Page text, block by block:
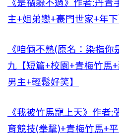
《是禍躲不過》作者:丹
主+姐弟戀+豪門世家+年下
《咱倆不熟(原名：染指
九【短篇+校園+青梅竹馬
男主+輕鬆好笑】
《我被竹馬寵上天》作者
育競技(拳擊)+青梅竹馬+